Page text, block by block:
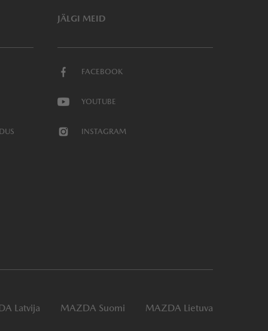
JÄLGI MEID
FACEBOOK
YOUTUBE
INSTAGRAM
Latvija MAZDA Suomi MAZDA Lietuva